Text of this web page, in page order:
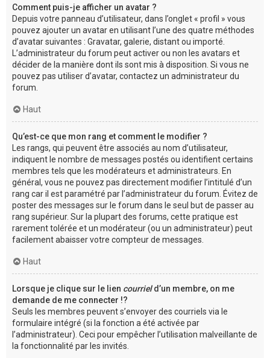
Comment puis-je afficher un avatar ?
Depuis votre panneau d’utilisateur, dans l’onglet « profil » vous
pouvez ajouter un avatar en utilisant l’une des quatre méthodes
d’avatar suivantes : Gravatar, galerie, distant ou importé.
L’administrateur du forum peut activer ou non les avatars et
décider de la manière dont ils sont mis à disposition. Si vous ne
pouvez pas utiliser d’avatar, contactez un administrateur du
forum.
Haut
Qu’est-ce que mon rang et comment le modifier ?
Les rangs, qui peuvent être associés au nom d’utilisateur,
indiquent le nombre de messages postés ou identifient certains
membres tels que les modérateurs et administrateurs. En
général, vous ne pouvez pas directement modifier l’intitulé d’un
rang car il est paramétré par l’administrateur du forum. Évitez de
poster des messages sur le forum dans le seul but de passer au
rang supérieur. Sur la plupart des forums, cette pratique est
rarement tolérée et un modérateur (ou un administrateur) peut
facilement abaisser votre compteur de messages.
Haut
Lorsque je clique sur le lien courrield’un membre, on me
demande de me connecter !?
Seuls les membres peuvent s’envoyer des courriels via le
formulaire intégré (si la fonction a été activée par
l’administrateur). Ceci pour empêcher l’utilisation malveillante de
la fonctionnalité par les invités.